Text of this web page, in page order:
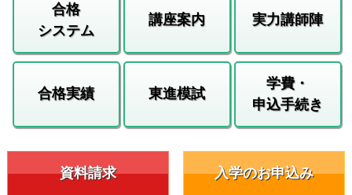
合格
システム
講座案内 実力講師陣
合格実績 東進模試
学費・
申込手続き
資料請求 入学のお申込み